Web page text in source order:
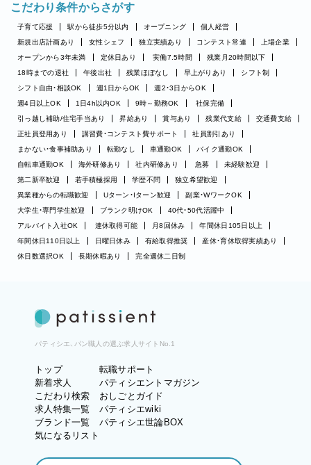
こだわり条件からさがす
子育て応援 駅から徒歩5分以内 オープニング
個人経営
新規出店計画あり
女性シェフ 独立実績あり コンテスト常連
上場企業
オープンから3年未満
定休日あり 実働7.5時間
残業月20時間以下
18時までの退社
午後出社 残業ほぼなし 早上がりあり
シフト制
シフト自由・相談OK
週1日からOK
週2・3日からOK
週4日以上OK
1日4h以内OK 9時～勤務OK
社保完備
引っ越し補助/住宅手当あり
昇給あり 賞与あり 残業代支給
交通費支給
正社員登用あり
講習費・コンテスト費サポート
社員割引あり
まかない・食事補助あり
転勤なし 車通勤OK
バイク通勤OK
自転車通勤OK
海外研修あり 社内研修あり 急募
未経験歓迎
第二新卒歓迎
若手積極採用 学歴不問
独立希望歓迎
異業種からの転職歓迎
Uターン・Iターン歓迎
副業・WワークOK
大学生・専門学生歓迎
ブランク明けOK
40代・50代活躍中
アルバイト入社OK
連休取得可能 月8回休み
年間休日105日以上
年間休日110日以上
日曜日休み 有給取得推奨
産休・育休取得実績あり
休日数選択OK
長期休暇あり 完全週休二日制
パティシエ、パン職人の選ぶ求人サイトNo.1
トップ
新着求人
こだわり検索
求人特集一覧
ブランド一覧
気になるリスト
転職サポート
パティシエントマガジン
おしごとガイド
パティシエwiki
パティシエ世論BOX